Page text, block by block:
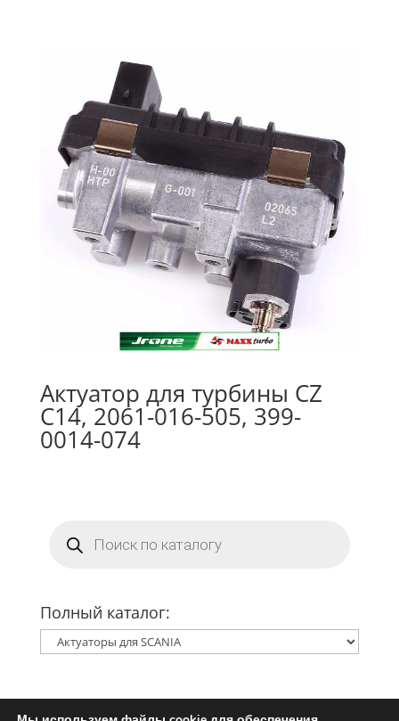
Актуатор для турбины CZ
C14, 2061-016-505, 399-
0014-074
товаров
Полный каталог: